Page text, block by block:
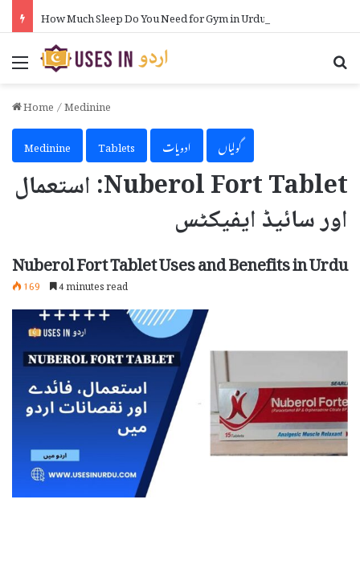
How Much Sleep Do You Need for Gym in Urdu
Menu
Home/Medinine
Medinine
Tablets ادویات گولیاں
Nuberol Fort Tablet: استعمال
اور سائیڈ ایفیکٹس
Nuberol Fort Tablet Uses and Benefits in Urdu
169 4 minutes read